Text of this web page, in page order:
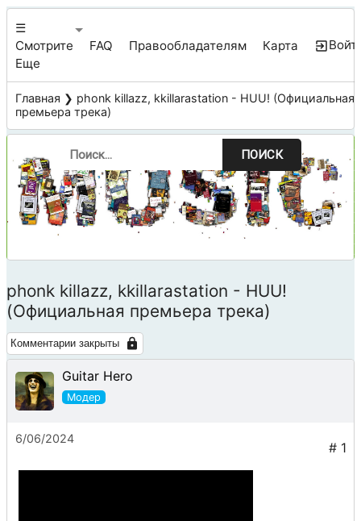
☰
Смотрите
Еще
FAQ Правообладателям Карта
Главная ❯ phonk killazz, kkillarastation - HUU! (Официальная
премьера трека)
ПОИСК
phonk killazz, kkillarastation - HUU!
(Официальная премьера трека)
Комментарии закрыты
Guitar Hero
6/06/2024